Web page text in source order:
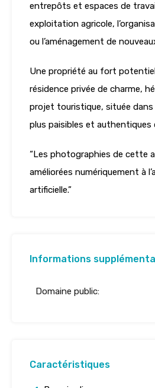
entrepôts et espaces de
exploitation agricole,
ou l’aménagement de
Une propriété au fort
résidence privée de charme,
projet touristique, située dans
plus paisibles et authentiques
“Les photographies de cette
améliorées numériquement à
artificielle.”
Informations
Domaine public:
Caractéristiques